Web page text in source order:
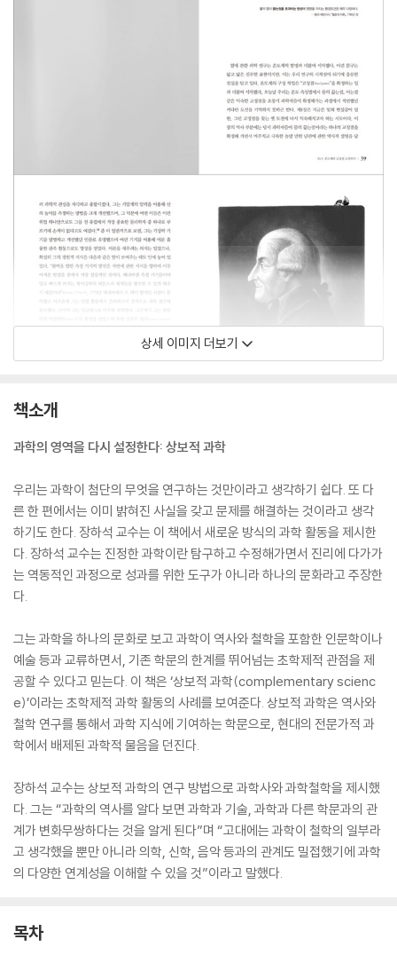
상세 이미지 더보기
책소개
과학의 영역을 다시 설정한다: 상보적 과학
우리는 과학이 첨단의 무엇을 연구하는 것만이라고 생각하기 쉽다. 또 다
른 한 편에서는 이미 밝혀진 사실을 갖고 문제를 해결하는 것이라고 생각
하기도 한다. 장하석 교수는 이 책에서 새로운 방식의 과학 활동을 제시한
다. 장하석 교수는 진정한 과학이란 탐구하고 수정해가면서 진리에 다가가
는 역동적인 과정으로 성과를 위한 도구가 아니라 하나의 문화라고 주장한
다.
그는 과학을 하나의 문화로 보고 과학이 역사와 철학을 포함한 인문학이나
예술 등과 교류하면서, 기존 학문의 한계를 뛰어넘는 초학제적 관점을 제
공할 수 있다고 믿는다. 이 책은 ‘상보적 과학(complementary scienc
e)’이라는 초학제적 과학 활동의 사례를 보여준다. 상보적 과학은 역사와
철학 연구를 통해서 과학 지식에 기여하는 학문으로, 현대의 전문가적 과
학에서 배제된 과학적 물음을 던진다.
장하석 교수는 상보적 과학의 연구 방법으로 과학사와 과학철학을 제시했
다. 그는 “과학의 역사를 알다 보면 과학과 기술, 과학과 다른 학문과의 관
계가 변화무쌍하다는 것을 알게 된다”며 “고대에는 과학이 철학의 일부라
고 생각했을 뿐만 아니라 의학, 신학, 음악 등과의 관계도 밀접했기에 과학
의 다양한 연계성을 이해할 수 있을 것”이라고 말했다.
목차